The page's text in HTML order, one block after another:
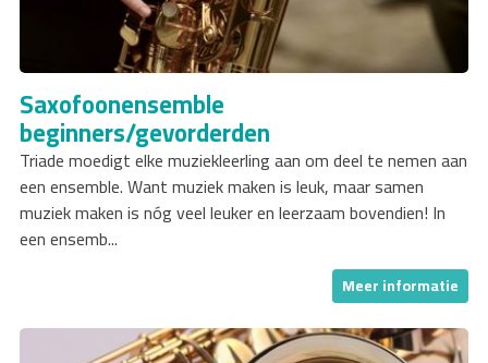
Saxofoonensemble
beginners/gevorderden
Triade moedigt elke muziekleerling aan om deel te nemen aan
een ensemble. Want muziek maken is leuk, maar samen
muziek maken is nóg veel leuker en leerzaam bovendien! In
een ensemb...
Meer informatie